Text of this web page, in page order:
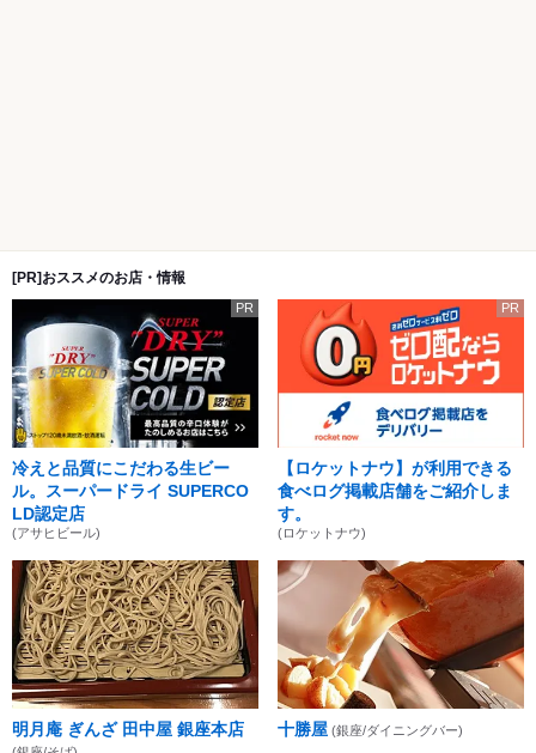
[PR]おススメのお店・情報
PR
冷えと品質にこだわる生ビー
ル。スーパードライ SUPERCO
LD認定店
(アサヒビール)
PR
【ロケットナウ】が利用できる
食べログ掲載店舗をご紹介しま
す。
(ロケットナウ)
明月庵 ぎんざ 田中屋 銀座本店 十勝屋 (銀座/ダイニングバー)